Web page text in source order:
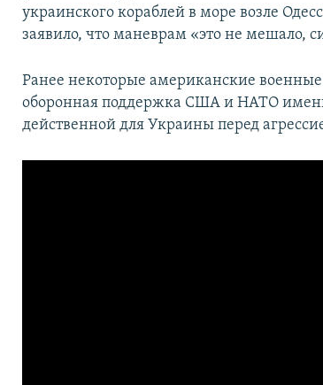
украинского кораблей в море возле
заявило, что маневрам «это не мешало,
Ранее некоторые американские
оборонная поддержка США и НАТО
действенной для Украины перед